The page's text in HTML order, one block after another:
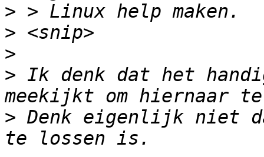
>
>
>
> Ik denk dat het
> Denk eigenlijk niet